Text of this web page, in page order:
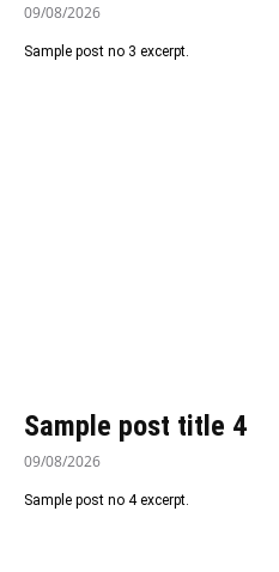
09/08/2026
Sample post no 3 excerpt.
Sample post title 4
09/08/2026
Sample post no 4 excerpt.